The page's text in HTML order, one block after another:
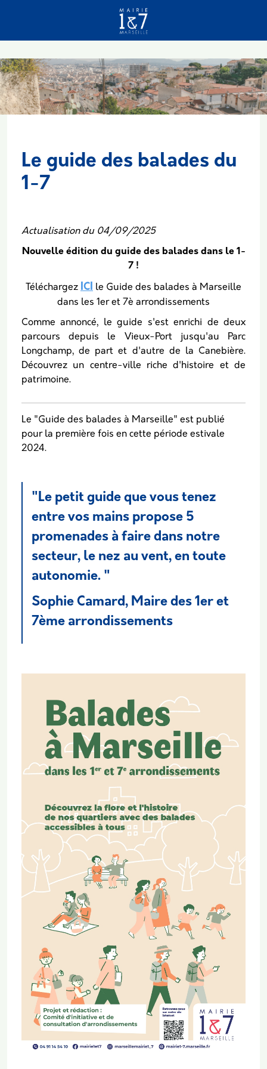
Le guide des balades du
1-7
Body
Actualisation du 04/09/2025
Nouvelle édition du guide des balades dans le 1-
7 !
Téléchargez ICI
le Guide des balades à Marseille
dans les 1er et 7è arrondissements
Comme annoncé, le guide s'est enrichi de deux
parcours depuis le Vieux-Port jusqu'au Parc
Longchamp, de part et d'autre de la Canebière.
Découvrez un centre-ville riche d'histoire et de
patrimoine.
Le "Guide des balades à Marseille" est publié
pour la première fois en cette période estivale
2024.
"Le petit guide que vous tenez
entre vos mains propose 5
promenades à faire dans notre
secteur, le nez au vent, en toute
autonomie. "
Sophie Camard, Maire des 1er et
7ème arrondissements